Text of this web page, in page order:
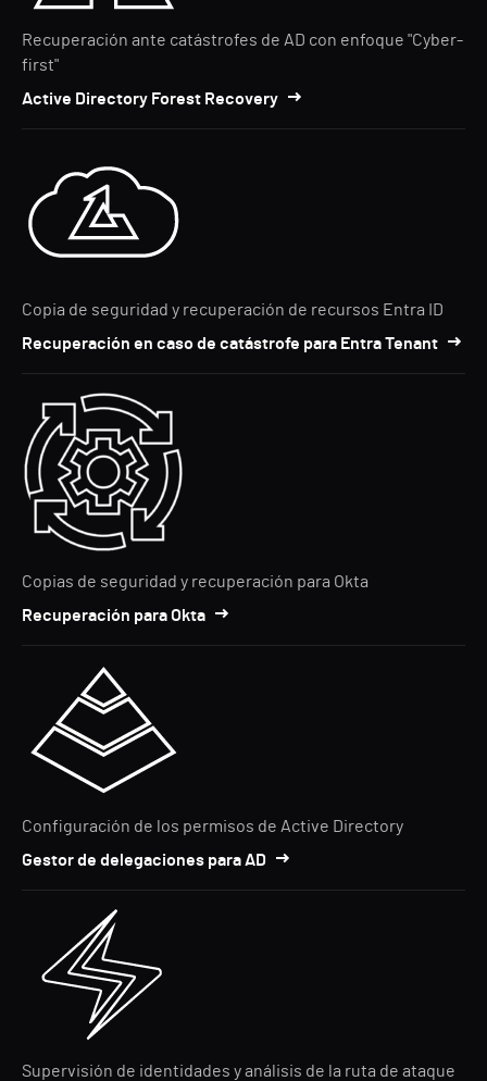
Recuperación ante catástrofes de AD con enfoque "Cyber-
first"
Active Directory Forest Recovery
Copia de seguridad y recuperación de recursos Entra ID
Recuperación en caso de catástrofe para Entra Tenant
Copias de seguridad y recuperación para Okta
Recuperación para Okta
Configuración de los permisos de Active Directory
Gestor de delegaciones para AD
Supervisión de identidades y análisis de la ruta de ataque